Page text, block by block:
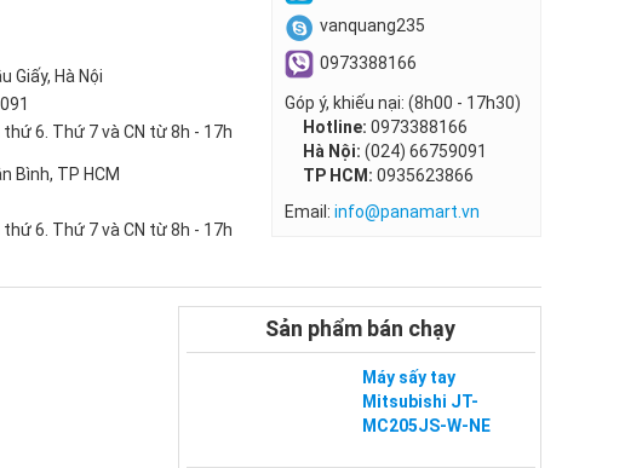
Giấy, Hà Nội
6. Thứ 7 và CN từ 8h - 17h
Bình, TP HCM
6. Thứ 7 và CN từ 8h - 17h
vanquang235
0973388166
Góp ý, khiếu nại: (8h00 - 17h30)
Hotline: 0973388166
Hà Nội: (024) 66759091
TP HCM: 0935623866
Email: info@panamart.vn
Sản phẩm bán chạy
Máy sấy tay
Mitsubishi JT-
MC205JS-W-NE